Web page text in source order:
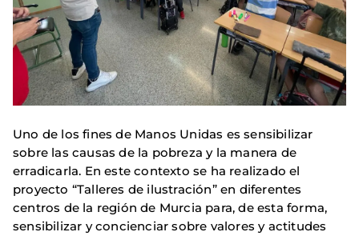
Uno de los fines de Manos Unidas es sensibilizar
sobre las causas de la pobreza y la manera de
erradicarla. En este contexto se ha realizado el
proyecto “Talleres de ilustración” en diferentes
centros de la región de Murcia para, de esta forma,
sensibilizar y concienciar sobre valores y actitudes